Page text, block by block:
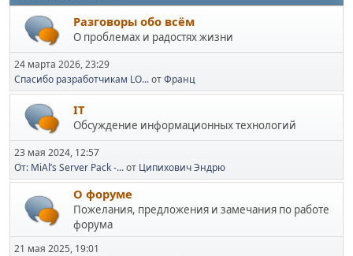
Разговоры обо всём
О проблемах и радостях жизни
24 марта 2026, 23:29
Спасибо разработчикам LO...отФранц
IT
Обсуждение информационных технологий
23 мая 2024, 12:57
От: MiAl’s Server Pack -...от Ципихович Эндрю
О форуме
Пожелания, предложения и замечания по работе
форума
21 мая 2025, 19:01